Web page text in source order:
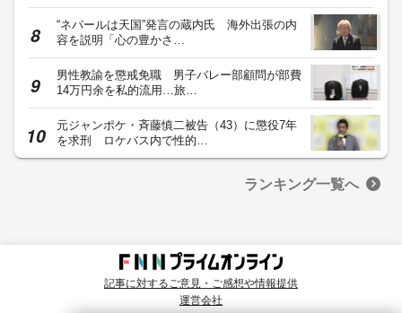
“ネパールは天国”発言の蔵内氏 海外出張の内
容を説明「心の豊かさ…
男性教諭を懲戒免職 男子バレー部顧問が部費
14万円余を私的流用…旅…
元ジャンポケ・斉藤慎二被告（43）に懲役7年
を求刑 ロケバス内で性的…
ランキング一覧へ
記事に対するご意見・ご感想や情報提供
運営会社